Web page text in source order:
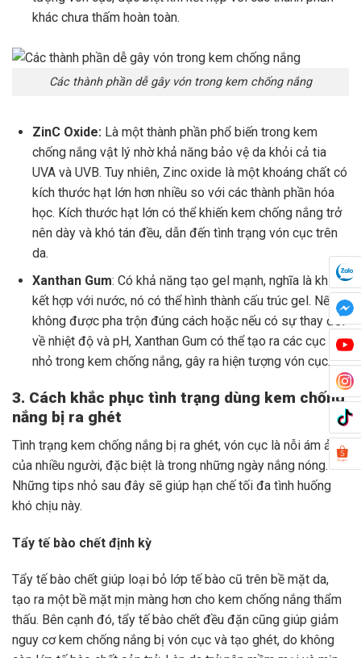
khác chưa thấm hoàn toàn.
Các thành phần dễ gây vón trong kem chống nắng
ZinC Oxide: Là một thành phần phổ biến trong kem
chống nắng vật lý nhờ khả năng bảo vệ da khỏi cả tia
UVA và UVB. Tuy nhiên, Zinc oxide là một khoáng chất có
kích thước hạt lớn hơn nhiều so với các thành phần hóa
học. Kích thước hạt lớn có thể khiến kem chống nắng trở
nên dày và khó tán đều, dẫn đến tình trạng vón cục trên
da.
Xanthan Gum: Có khả năng tạo gel mạnh, nghĩa là khi
kết hợp với nước, nó có thể hình thành cấu trúc gel. Nếu
không được pha trộn đúng cách hoặc nếu có sự thay đổi
về nhiệt độ và pH, Xanthan Gum có thể tạo ra các cục gel
nhỏ trong kem chống nắng, gây ra hiện tượng vón cục.
3. Cách khắc phục tình trạng dùng kem chống
nắng bị ra ghét
Tình trạng kem chống nắng bị ra ghét, vón cục là nỗi ám ảnh
của nhiều người, đặc biệt là trong những ngày nắng nóng.
Những tips nhỏ sau đây sẽ giúp hạn chế tối đa tình huống
khó chịu này.
Tẩy tế bào chết định kỳ
Tẩy tế bào chết giúp loại bỏ lớp tế bào cũ trên bề mặt da,
tạo ra một bề mặt mịn màng hơn cho kem chống nắng thẩm
thấu. Bên cạnh đó, tẩy tế bào chết đều đặn cũng giúp giảm
nguy cơ kem chống nắng bị vón cục và tạo ghét, do không